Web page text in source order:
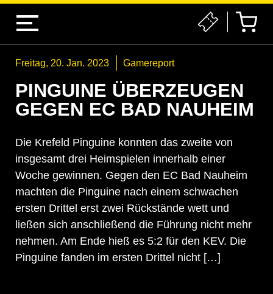
Freitag, 20. Jan. 2023 Gamereport
PINGUINE ÜBERZEUGEN
GEGEN EC BAD NAUHEIM
Die Krefeld Pinguine konnten das zweite von
insgesamt drei Heimspielen innerhalb einer
Woche gewinnen. Gegen den EC Bad Nauheim
machten die Pinguine nach einem schwachen
ersten Drittel erst zwei Rückstände wett und
ließen sich anschließend die Führung nicht mehr
nehmen. Am Ende hieß es 5:2 für den KEV. Die
Pinguine fanden im ersten Drittel nicht […]